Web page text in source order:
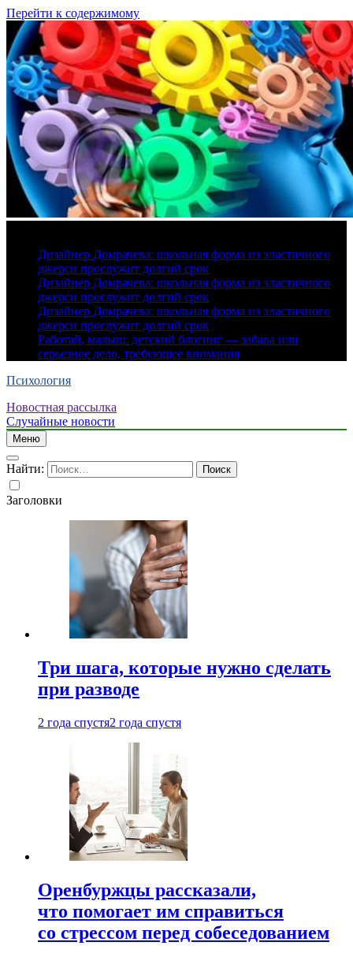
Перейти к содержимому
Дизайнер Домрачева: школьная форма из эластичного
джерси прослужит долгий срок
Дизайнер Домрачева: школьная форма из эластичного
джерси прослужит долгий срок
Дизайнер Домрачева: школьная форма из эластичного
джерси прослужит долгий срок
Работай, малыш: детский блогинг — забава или
серьезное дело, требующее внимания
Психология
Новостная рассылка
Случайные новости
Меню
Найти:
Заголовки
Три шага, которые нужно сделать
при разводе
2 года спустя2 года спустя
Оренбуржцы рассказали,
что помогает им справиться
со стрессом перед собеседованием